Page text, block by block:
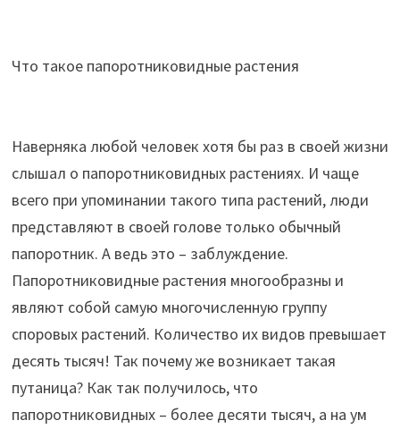
Что такое папоротниковидные растения
Наверняка любой человек хотя бы раз в своей жизни
слышал о папоротниковидных растениях. И чаще
всего при упоминании такого типа растений, люди
представляют в своей голове только обычный
папоротник. А ведь это – заблуждение.
Папоротниковидные растения многообразны и
являют собой самую многочисленную группу
споровых растений. Количество их видов превышает
десять тысяч! Так почему же возникает такая
путаница? Как так получилось, что
папоротниковидных – более десяти тысяч, а на ум